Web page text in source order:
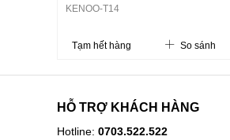
KENOO-T14
Tạm hết hàng So sánh
HỖ TRỢ KHÁCH HÀNG
Hotline: 0703.522.522